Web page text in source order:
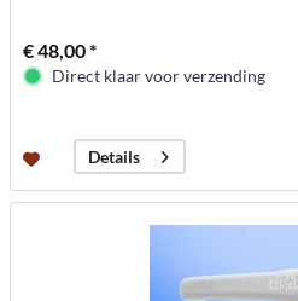
€ 48,00 *
Direct klaar voor verzending
Details